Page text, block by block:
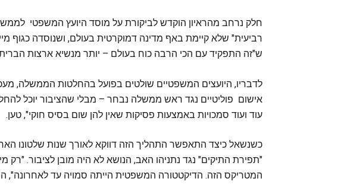
חלק נרחב מהראיון הוקדש לביקורת על מוסד היועץ המשפטי
רביעית" שלא קיימת באף מדינה דמוקרטית בעולם, ושנוסדה כגוף
ש"זה התפקיד עם הכי הרבה כוח בעולם – יותר מנשיא ארצות
לדבריו, היועצים המשפטיים שולטים בפועל בהחלטות הממשלה,
אישום פוליטיים נגד ראש ממשלה נבחר – מבלי שהציבור יוכל
עוד ועוד סמכויות באמצעות פסיקות שאין להן שום בסיס חוקי", טען.
כשנשאל כיצד התאפשר התהליך הזה דווקא לאורך שנות שלטונו
"תפירת התיקים" נגד נתניהו האב, הנושא לא היה מובן לציבור. "רק
המטריקס הזה. הדיקטטורה המשפטית הייתה סמויה עד לאחרונה",